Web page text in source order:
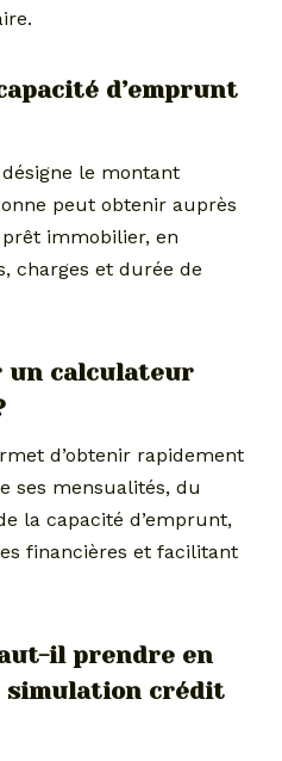
d’emprunt
le montant
peut obtenir auprès
immobilier, en
charges et durée de
calculateur
d’obtenir rapidement
ses mensualités, du
la capacité d’emprunt,
financières et facilitant
il prendre en
simulation crédit